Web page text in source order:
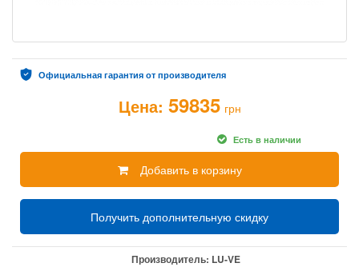
Официальная гарантия от производителя
Цена: 59835 грн
Есть в наличии
Добавить в корзину
Получить дополнительную скидку
Производитель: LU-VE